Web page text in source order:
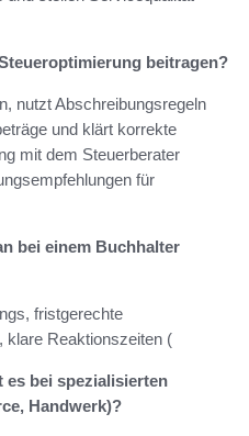
beitragen?
nutzt Abschreibungsregeln
und klärt korrekte
mit dem Steuerberater
für
bei einem Buchhalter
fristgerechte
klare Reaktionszeiten (
es bei spezialisierten
Handwerk)?